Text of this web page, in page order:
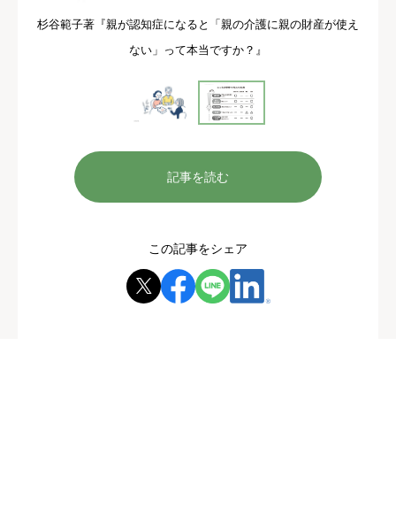
杉谷範子著『親が認知症になると「親の介護に親の財産が使え
ない」って本当ですか？』
記事を読む
この記事をシェア